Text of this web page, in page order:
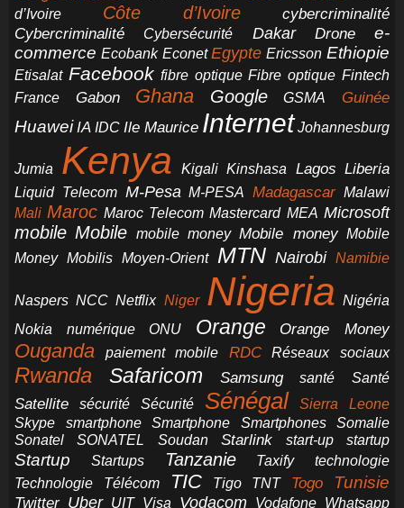
d’Ivoire
Côte d’Ivoire
cybercriminalité
Cybercriminalité
Cybersécurité Dakar Drone
e-
commerce Ecobank Econet Egypte Ericsson Ethiopie
Etisalat Facebook fibre optique Fibre optique Fintech
France
Gabon Ghana Google GSMA Guinée
Huawei IA IDC Ile Maurice Internet Johannesburg
Jumia Kenya Kigali Kinshasa Lagos Liberia
Liquid Telecom M-Pesa M-PESA Madagascar Malawi
Mali Maroc Maroc Telecom Mastercard MEA Microsoft
mobile Mobile mobile money Mobile money Mobile
Money Mobilis Moyen-Orient MTN Nairobi Namibie
Naspers NCC Netflix Niger Nigeria Nigéria
Nokia
numérique ONU Orange Orange Money
Ouganda paiement mobile RDC Réseaux sociaux
Rwanda Safaricom Samsung santé Santé
Satellite sécurité Sécurité Sénégal
Sierra Leone
Skype
smartphone Smartphone Smartphones
Somalie
Sonatel
SONATEL Soudan Starlink start-up startup
Startup Startups Tanzanie Taxify
technologie
Technologie
Télécom TIC Tigo TNT Togo Tunisie
Twitter Uber UIT Visa Vodacom Vodafone Whatsapp